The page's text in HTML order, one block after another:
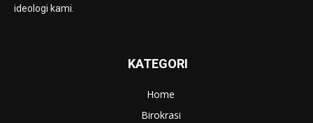
ideologi kami.
KATEGORI
Home
Birokrasi